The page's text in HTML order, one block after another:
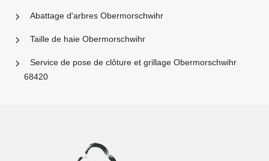
Abattage d'arbres Obermorschwihr
Taille de haie Obermorschwihr
Service de pose de clôture et grillage Obermorschwihr
68420